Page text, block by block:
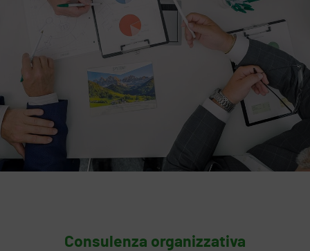
Consulenza organizzativa